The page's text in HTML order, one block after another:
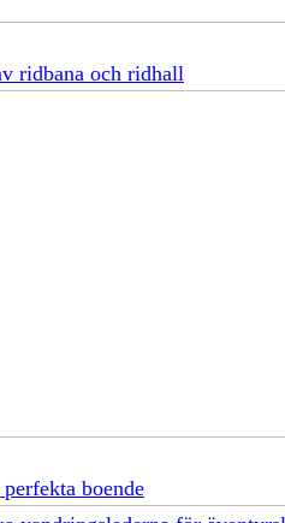
ridbana och ridhall
boende